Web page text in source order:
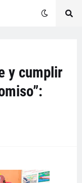
y cumplir